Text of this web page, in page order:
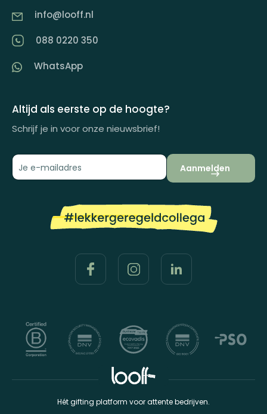
Impactrapport
Producten in huisstijl
info@looff.nl
088 0220 350
WhatsApp
Altijd als eerste op de hoogte?
Schrijf je in voor onze nieuwsbrief!
Aanmelden
Hét gifting platform voor attente bedrijven.